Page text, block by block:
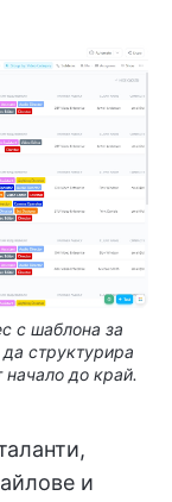
с шаблона за
структурира
до край.
и